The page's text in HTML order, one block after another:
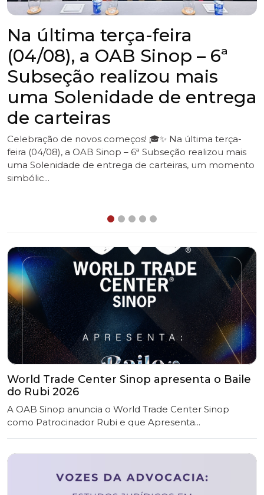
6ª Subseção da OAB Sinop
participa da 3ª edição da
Corrida Maria da Penha
A 6ª Subseção da OAB Sinop participou, neste sábado
(1º), da 3ª edição da Corrida Maria da Penha, promovida
pela Rede de Enfrentamento à Violência Contra a
Mulher de Sinop. A iniciativa r...
World Trade Center Sinop apresenta o Baile
do Rubi 2026
A OAB Sinop anuncia o World Trade Center Sinop
como Patrocinador Rubi e que Apresenta...